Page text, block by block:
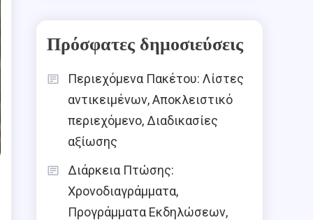
Πρόσφατες δημοσιεύσεις
Περιεχόμενα Πακέτου: Λίστες
αντικειμένων, Αποκλειστικό
περιεχόμενο, Διαδικασίες
αξίωσης
Διάρκεια Πτώσης:
Χρονοδιαγράμματα,
Προγράμματα Εκδηλώσεων,